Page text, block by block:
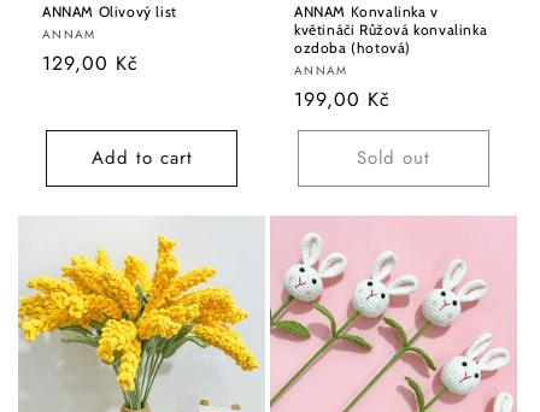
ANNAM Olivový list
Vendor:
ANNAM
Regular
129,00 Kč
Add to cart
ANNAM Konvalinka v
květináči Růžová konvalinka
ozdoba (hotová)
Vendor:
ANNAM
Regular
price
199,00 Kč
Sold out